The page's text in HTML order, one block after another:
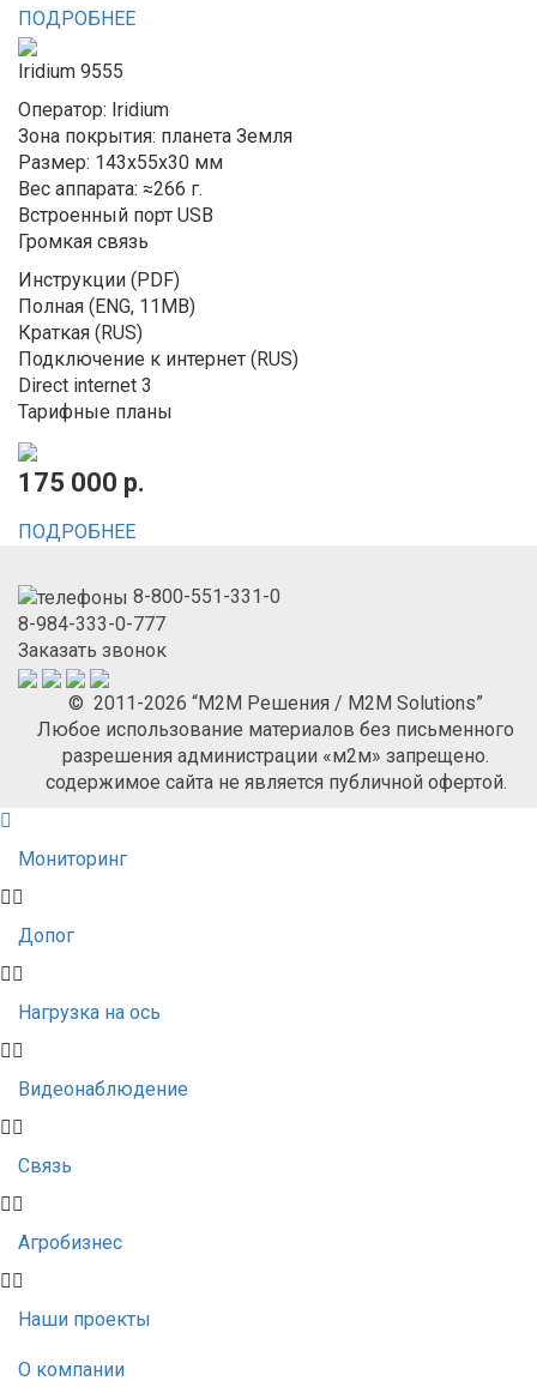
ПОДРОБНЕЕ
Iridium 9555
Оператор: Iridium
Зона покрытия: планета Земля
Размер: 143x55x30 мм
Вес аппарата: ≈266 г.
Встроенный порт USB
Громкая связь
Инструкции (PDF)
Полная (ENG, 11MB)
Краткая (RUS)
Подключение к интернет (RUS)
Direct internet 3
Тарифные планы
175 000 р.
ПОДРОБНЕЕ
8-800-551-331-0
8-984-333-0-777
Заказать звонок
© 2011-2026 “М2М Решения / M2M Solutions”
Любое использование материалов без письменного
разрешения администрации «м2м» запрещено.
содержимое сайта не является публичной офертой.
Мониторинг
Допог
Нагрузка на ось
Видеонаблюдение
Связь
Агробизнес
Наши проекты
О компании